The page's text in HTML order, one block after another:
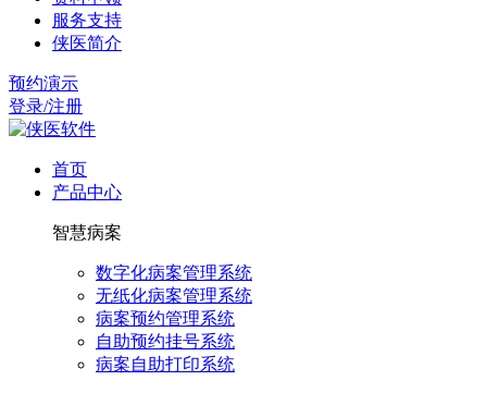
服务支持
侠医简介
预约演示
登录/注册
首页
产品中心
智慧病案
数字化病案管理系统
无纸化病案管理系统
病案预约管理系统
自助预约挂号系统
病案自助打印系统